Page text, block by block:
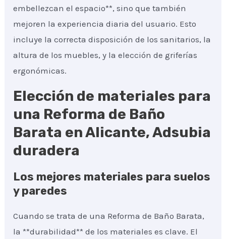
embellezcan el espacio**, sino que también
mejoren la experiencia diaria del usuario. Esto
incluye la correcta disposición de los sanitarios, la
altura de los muebles, y la elección de griferías
ergonómicas.
Elección de materiales para
una Reforma de Baño
Barata en Alicante, Adsubia
duradera
Los mejores materiales para suelos
y paredes
Cuando se trata de una Reforma de Baño Barata,
la **durabilidad** de los materiales es clave. El